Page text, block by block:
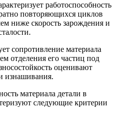
работоспособность
повторяющихся циклов
ниже скорость зарождения и
сопротивление материала
отделения его частиц под
оценивают
изнашивания.
материала детали в
следующие критерии